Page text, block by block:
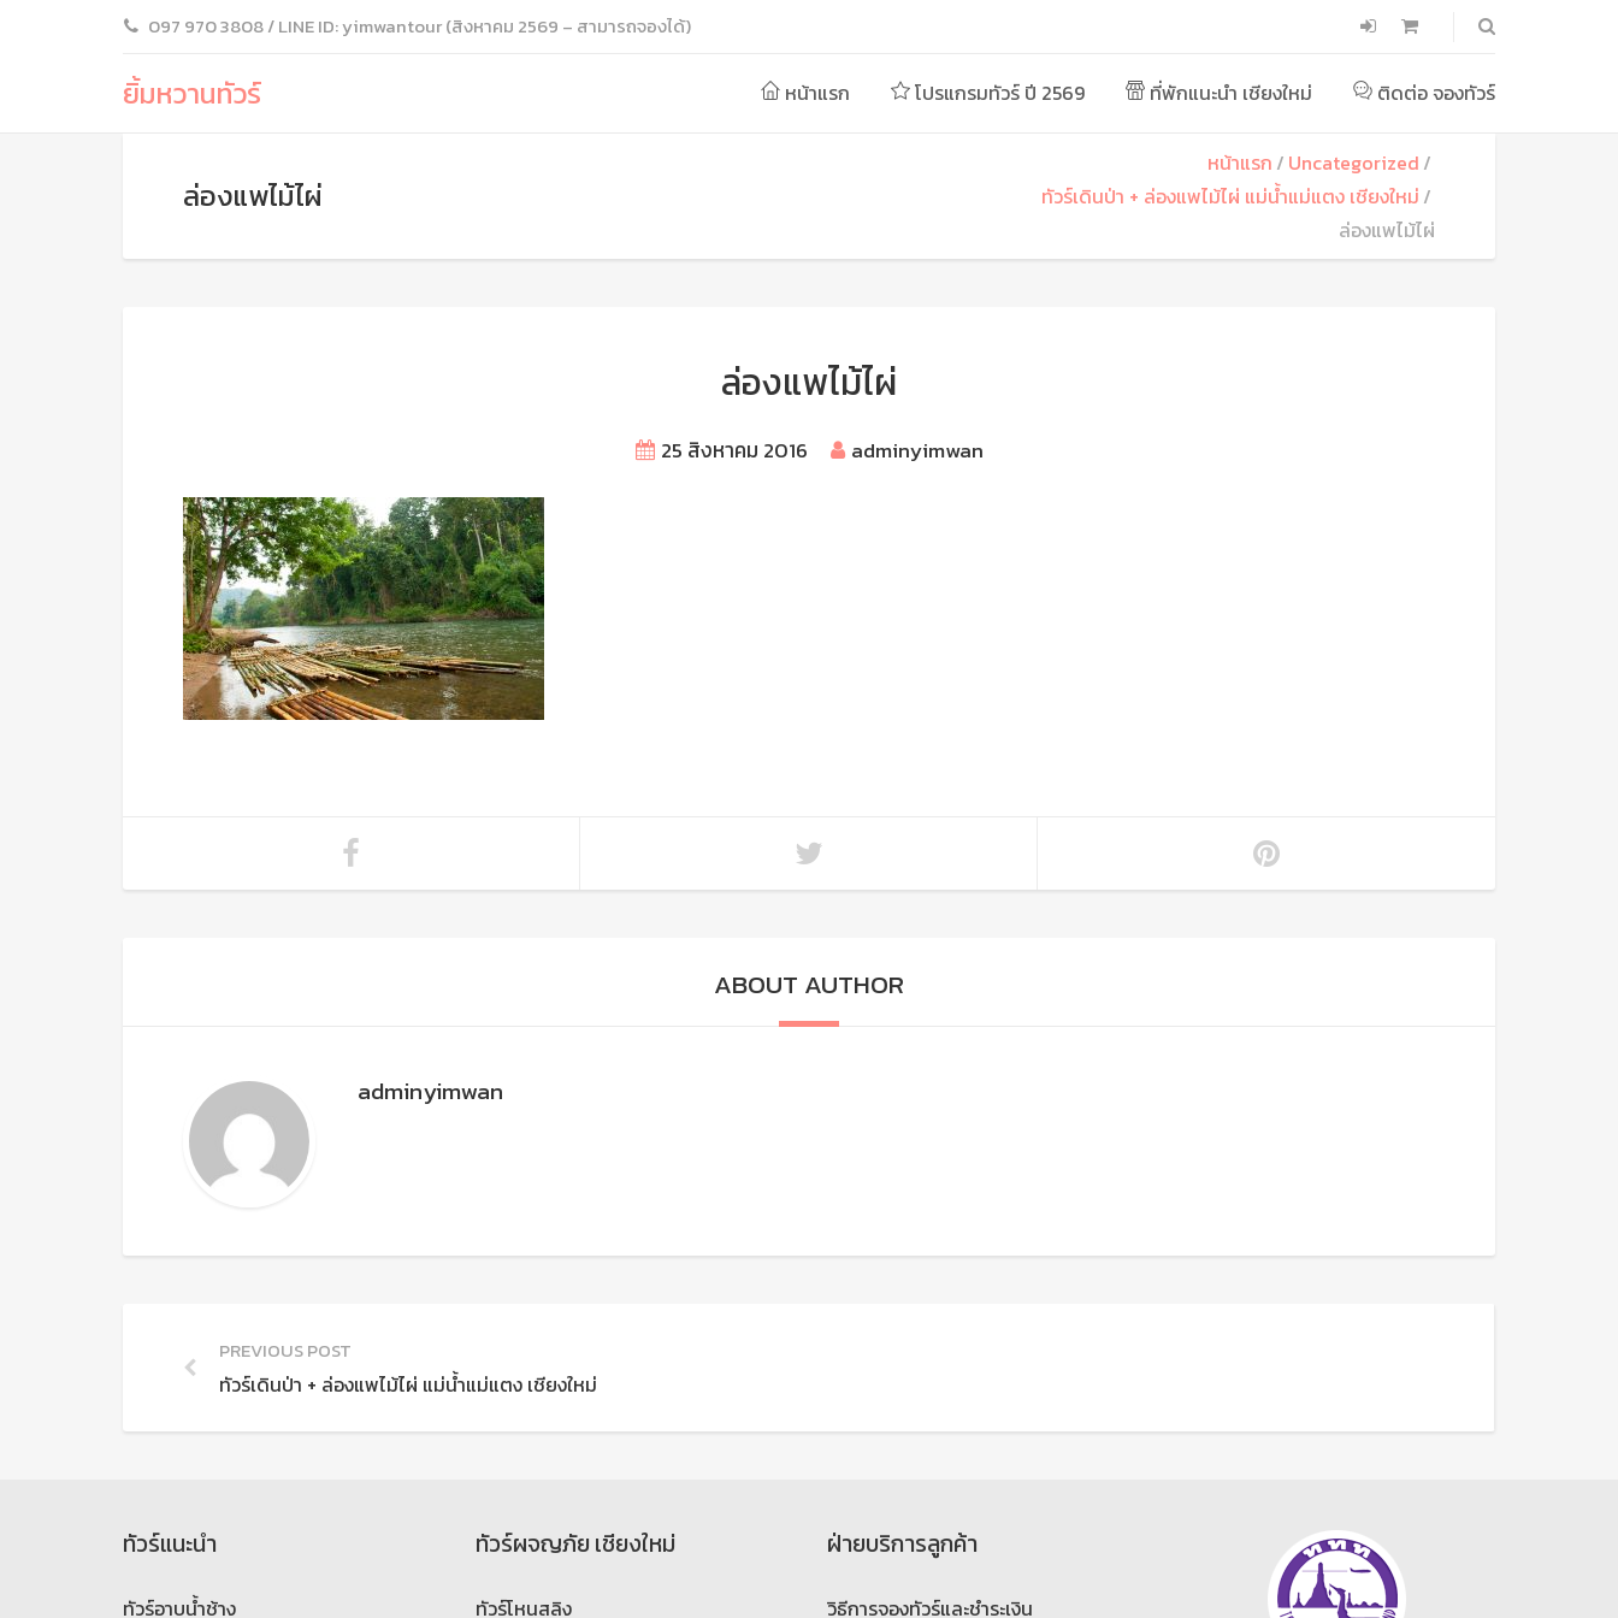
097 970 3808 / LINE ID: yimwantour (สิงหาคม 2569 – สามารถจองได้)
ยิ้มหวานทัวร์ หน้าแรก โปรแกรมทัวร์ ปี 2569 ที่พักแนะนำ เชียงใหม่ ติดต่อ จองทัวร์
ล่องแพไม้ไผ่
หน้าแรก
Uncategorized
ทัวร์เดินป่า + ล่องแพไม้ไผ่ แม่น้ำแม่แตง เชียงใหม่
ล่องแพไม้ไผ่
ล่องแพไม้ไผ่
25 สิงหาคม 2016 adminyimwan
ABOUT AUTHOR
adminyimwan
PREVIOUS POST
ทัวร์เดินป่า + ล่องแพไม้ไผ่ แม่น้ำแม่แตง เชียงใหม่
ทัวร์แนะนำ
ทัวร์อาบน้ำช้าง
ทัวร์ผจญภัย เชียงใหม่
ทัวร์โหนสลิง
ฝ่ายบริการลูกค้า
วิธีการจองทัวร์และชำระเงิน